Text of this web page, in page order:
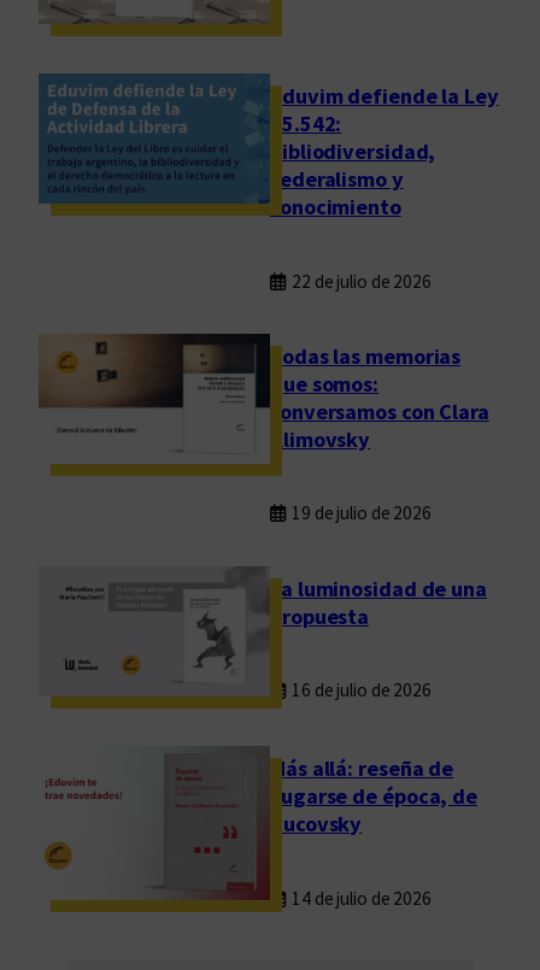
s
y
o
s
o
b
d
d
e
l
a
Eduvim defiende la Ley
25.542:
bibliodiversidad,
federalismo y
conocimiento
22 de julio de 2026
Todas las memorias
que somos:
conversamos con Clara
Klimovsky
19 de julio de 2026
La luminosidad de una
propuesta
16 de julio de 2026
Más allá: reseña de
Fugarse de época, de
Rucovsky
14 de julio de 2026